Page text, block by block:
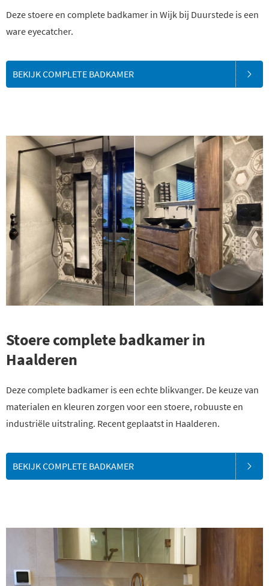
Deze stoere en complete badkamer in Wijk bij Duurstede is een
ware eyecatcher.
BEKIJK COMPLETE BADKAMER
Stoere complete badkamer in
Haalderen
Deze complete badkamer is een echte blikvanger. De keuze van
materialen en kleuren zorgen voor een stoere, robuuste en
industriële uitstraling. Recent geplaatst in Haalderen.
BEKIJK COMPLETE BADKAMER